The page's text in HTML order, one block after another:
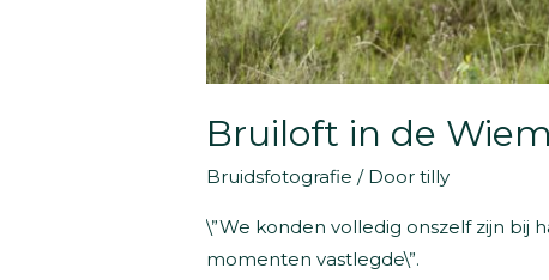
Bruiloft in de
Bruidsfotografie / Doortilly
\”We konden volledig onszelf zijn bij
momenten vastlegde\”.